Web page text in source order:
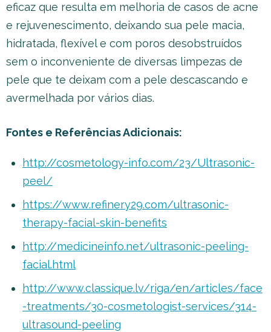
eficaz que resulta em melhoria de casos de acne
e rejuvenescimento, deixando sua pele macia,
hidratada, flexível e com poros desobstruídos
sem o inconveniente de diversas limpezas de
pele que te deixam com a pele descascando e
avermelhada por vários dias.
Fontes e Referências Adicionais:
http://cosmetology-info.com/23/Ultrasonic-
peel/
https://www.refinery29.com/ultrasonic-
therapy-facial-skin-benefits
http://medicineinfo.net/ultrasonic-peeling-
facial.html
http://www.classique.lv/riga/en/articles/face
-treatments/30-cosmetologist-services/314-
ultrasound-peeling